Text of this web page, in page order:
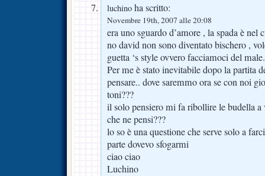
luchino ha scritto:
Novembre 19th, 2007 alle 20:08
era uno sguardo d’amore , la spada è
no david non sono diventato bischero ,
guetta ‘s style ovvero facciamoci del male.
Per me è stato inevitabile dopo la partita
pensare.. dove saremmo ora se con noi
toni???
il solo pensiero mi fa ribollire le budella
che ne pensi???
lo so è una questione che serve solo a
parte dovevo sfogarmi
ciao ciao
Luchino